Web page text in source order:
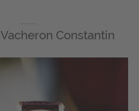
Vacheron Constantin